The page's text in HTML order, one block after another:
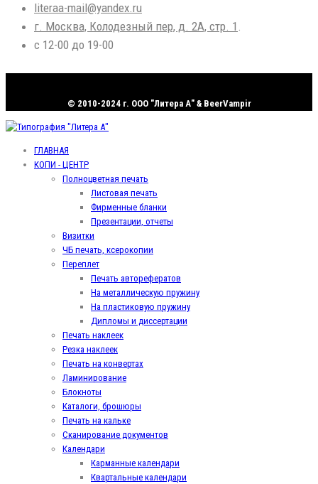
literaa-mail@yandex.ru
г. Москва, Колодезный пер, д. 2А, стр. 1 .
с 12-00 до 19-00
© 2010-2024 г. ООО "Литера А" & BeerVampir
ГЛАВНАЯ
КОПИ - ЦЕНТР
Полноцветная печать
Листовая печать
Фирменные бланки
Презентации, отчеты
Визитки
ЧБ печать, ксерокопии
Переплет
Печать авторефератов
На металлическую пружину
На пластиковую пружину
Дипломы и диссертации
Печать наклеек
Резка наклеек
Печать на конвертах
Ламинирование
Блокноты
Каталоги, брошюры
Печать на кальке
Сканирование документов
Календари
Карманные календари
Квартальные календари